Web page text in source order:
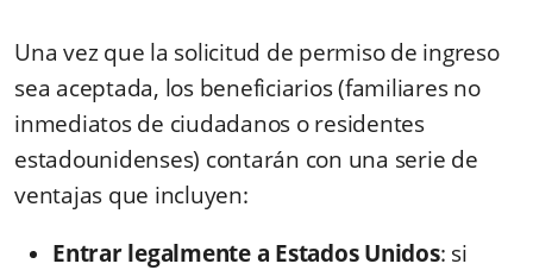
Una vez que la solicitud de permiso de ingreso
sea aceptada, los beneficiarios (familiares no
inmediatos de ciudadanos o residentes
estadounidenses) contarán con una serie de
ventajas que incluyen:
Entrar legalmente a Estados Unidos: si